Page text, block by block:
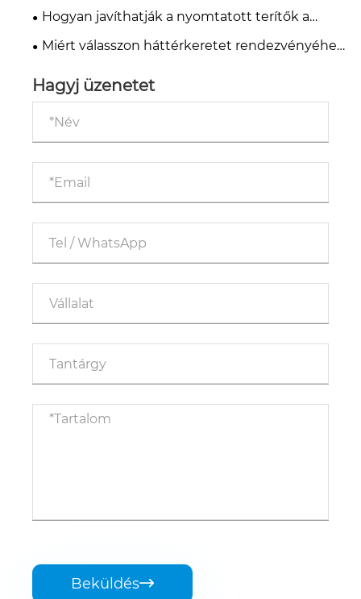
leghatékonyabb szabadtéri hirdetési eszközzé
Hogyan javíthatják a nyomtatott terítők a
kisvállalkozások hirdetési hatékonyságát?
Miért válasszon háttérkeretet rendezvényéhez
Hagyj üzenetet
Beküldés